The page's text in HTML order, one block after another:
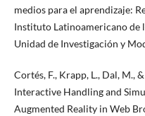
medios para el aprendizaje:
Instituto Latinoamericano de
Unidad de Investigación y
Cortés, F., Krapp, L., Dal, M.,
Interactive Handling and
Augmented Reality in Web